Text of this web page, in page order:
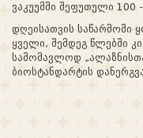
ვაკუუმში შეფუთული 100
დღეისათვის
ყველი, შემდეგ წლებში
სამომავლოდ
ბიოსტანდარტის